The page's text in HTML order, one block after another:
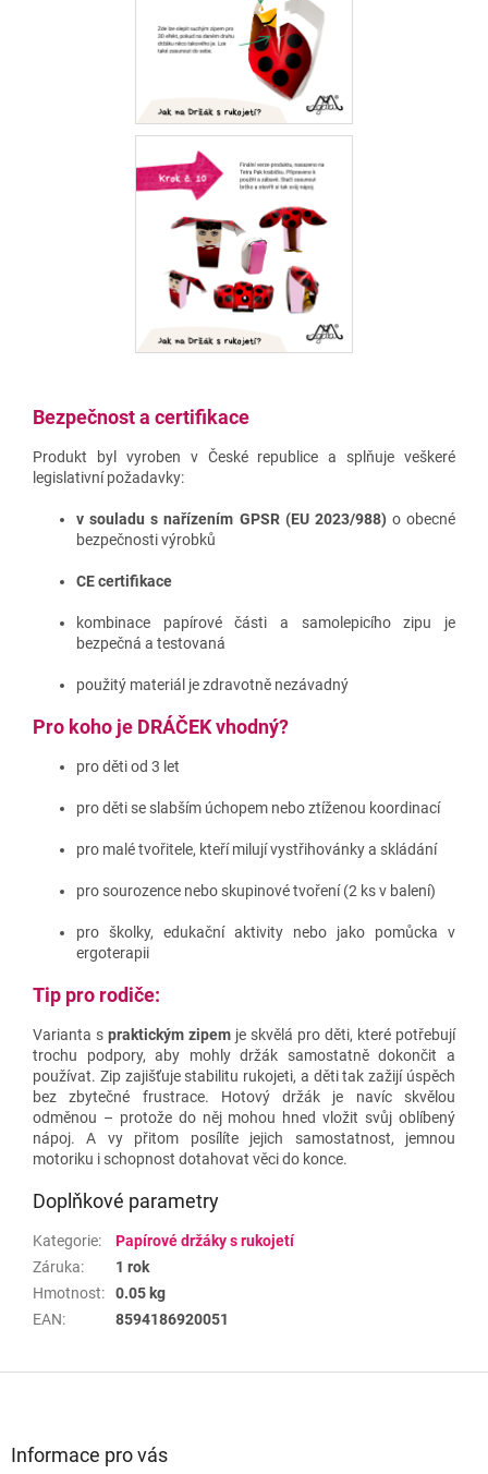
Bezpečnost a certifikace
Produkt byl vyroben v České republice a splňuje veškeré
legislativní požadavky:
v souladu s nařízením GPSR (EU 2023/988) o obecné
bezpečnosti výrobků
CE certifikace
kombinace papírové části a samolepicího zipu je
bezpečná a testovaná
použitý materiál je zdravotně nezávadný
Pro koho je DRÁČEK vhodný?
pro děti od 3 let
pro děti se slabším úchopem nebo ztíženou koordinací
pro malé tvořitele, kteří milují vystřihovánky a skládání
pro sourozence nebo skupinové tvoření (2 ks v balení)
pro školky, edukační aktivity nebo jako pomůcka v
ergoterapii
Tip pro rodiče:
Varianta s praktickým zipem je skvělá pro děti, které potřebují
trochu podpory, aby mohly držák samostatně dokončit a
používat. Zip zajišťuje stabilitu rukojeti, a děti tak zažijí úspěch
bez zbytečné frustrace. Hotový držák je navíc skvělou
odměnou – protože do něj mohou hned vložit svůj oblíbený
nápoj. A vy přitom posílíte jejich samostatnost, jemnou
motoriku i schopnost dotahovat věci do konce.
Doplňkové parametry
Kategorie:
Papírové držáky s rukojetí
Záruka:
1 rok
Hmotnost:
0.05 kg
EAN: 8594186920051
Informace pro vás